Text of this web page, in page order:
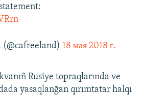
18 мая 2018 г.
Rusiye topraqlarında ve
yasaqlanğan qırımtatar halqı